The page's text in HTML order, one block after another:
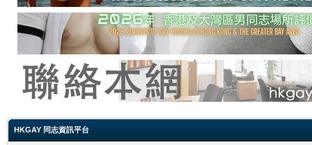
HKGAY 同志資訊平台